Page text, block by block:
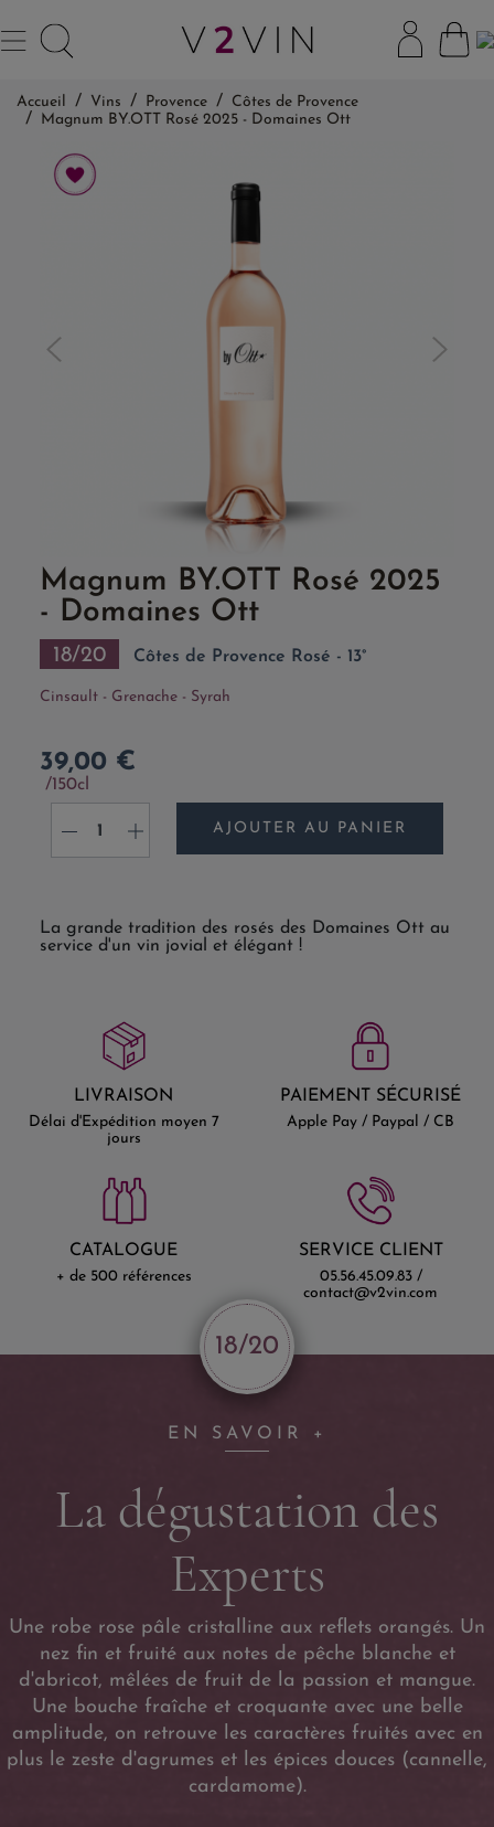
Accueil Vins Provence
Côtes de Provence
Magnum BY.OTT Rosé 2025 - Domaines Ott
Magnum BY.OTT Rosé 2025
- Domaines Ott
18/20 Côtes de Provence Rosé - 13°
Cinsault - Grenache - Syrah
39,00 €
150cl
- + AJOUTER AU PANIER
La grande tradition des rosés des Domaines Ott au
service d'un vin jovial et élégant !
LIVRAISON
Délai d'Expédition moyen 7
jours
PAIEMENT SÉCURISÉ
Apple Pay / Paypal / CB
CATALOGUE
+ de 500 références
SERVICE CLIENT
05.56.45.09.83 /
contact@v2vin.com
18/20
EN SAVOIR +
La dégustation des
Experts
Une robe rose pâle cristalline aux reflets orangés. Un
nez fin et fruité aux notes de pêche blanche et
d'abricot, mêlées de fruit de la passion et mangue.
Une bouche fraîche et croquante avec une belle
amplitude, on retrouve les caractères fruités avec en
plus le zeste d'agrumes et les épices douces (cannelle,
cardamome).